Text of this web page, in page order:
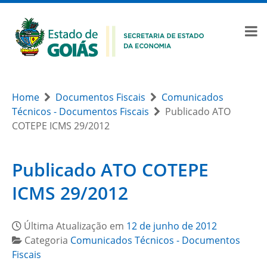
Home Documentos Fiscais
Comunicados
Técnicos - Documentos Fiscais
Publicado ATO
COTEPE ICMS 29/2012
Publicado ATO COTEPE
ICMS 29/2012
Última Atualização em 12 de junho de 2012
Categoria Comunicados Técnicos - Documentos
Fiscais